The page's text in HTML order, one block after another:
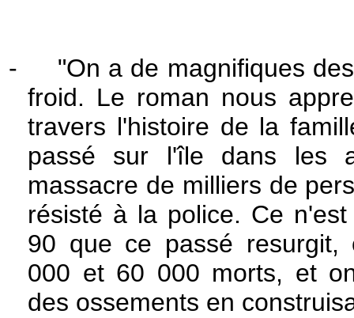
-
"On a de magnifiques
froid. Le roman nous
travers l'histoire de la
passé sur l'île dans les
massacre de milliers de
résisté à la police. Ce
90 que ce passé resurgit,
000 et 60 000 morts, et
des ossements en